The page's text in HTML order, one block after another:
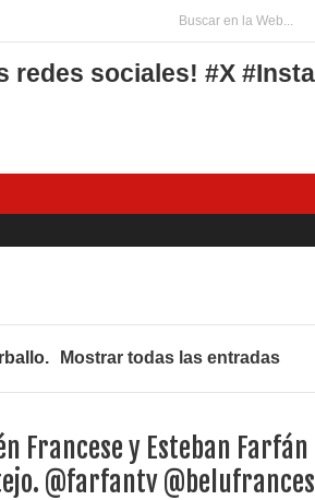
redes sociales! #X
. Mostrar todas las entradas
Francese y Esteban Farfán
@farfantv